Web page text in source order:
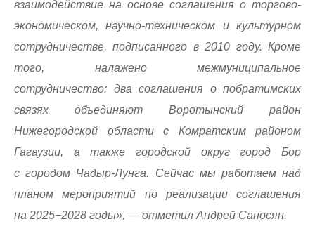
взаимодействие на основе соглашения о торгово-
экономическом, научно-техническом и культурном
сотрудничестве, подписанного в 2010 году. Кроме
того, налажено межмуниципальное
сотрудничество: два соглашения о побратимских
связях объединяют Воротынский район
Нижегородской области с Комратским районом
Гагаузии, а также городской округ город Бор
с городом Чадыр-Лунга. Сейчас мы работаем над
планом мероприятий по реализации соглашения
на 2025−2028 годы», — отметил Андрей Саносян.